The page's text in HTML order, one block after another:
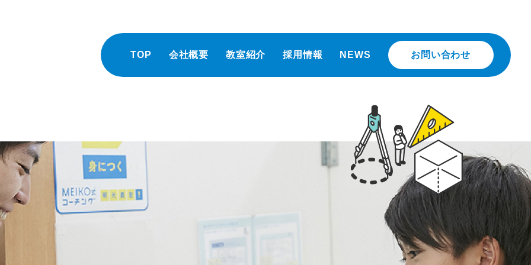
TOP 会社概要 教室紹介 採用情報 NEWS お問い合わせ